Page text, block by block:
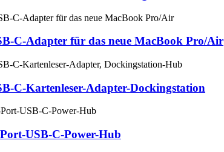
C-Adapter für das neue MacBook Pro/Air
C-Kartenleser-Adapter-Dockingstation
USB-C-Power-Hub